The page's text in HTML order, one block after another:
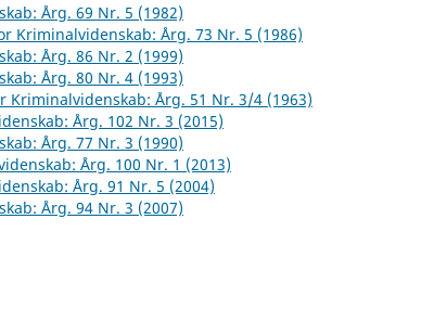
Årg. 69 Nr. 5 (1982)
Kriminalvidenskab: Årg. 73 Nr. 5 (1986)
Årg. 86 Nr. 2 (1999)
Årg. 80 Nr. 4 (1993)
Kriminalvidenskab: Årg. 51 Nr. 3/4 (1963)
Årg. 102 Nr. 3 (2015)
Årg. 77 Nr. 3 (1990)
Årg. 100 Nr. 1 (2013)
Årg. 91 Nr. 5 (2004)
Årg. 94 Nr. 3 (2007)